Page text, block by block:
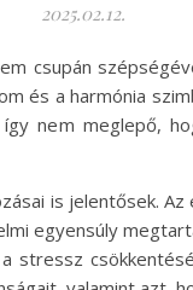
2025.02.12.
csupán
és a harmónia
nem meglepő,
is jelentősek.
egyensúly